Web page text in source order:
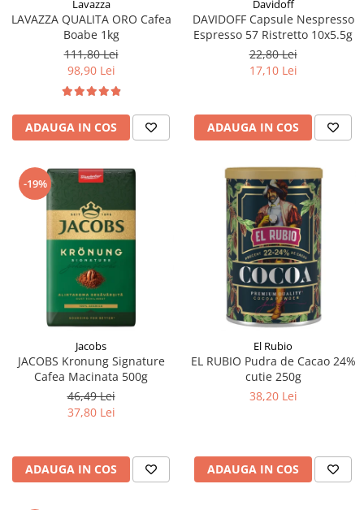
Lavazza
LAVAZZA QUALITA ORO Cafea
Boabe 1kg
111,80 Lei
98,90 Lei
ADAUGA IN COS
Davidoff
DAVIDOFF Capsule Nespresso
Espresso 57 Ristretto 10x5.5g
22,80 Lei
17,10 Lei
ADAUGA IN COS
-19%
Jacobs
JACOBS Kronung Signature
Cafea Macinata 500g
46,49 Lei
37,80 Lei
ADAUGA IN COS
El Rubio
EL RUBIO Pudra de Cacao 24%
cutie 250g
38,20 Lei
ADAUGA IN COS